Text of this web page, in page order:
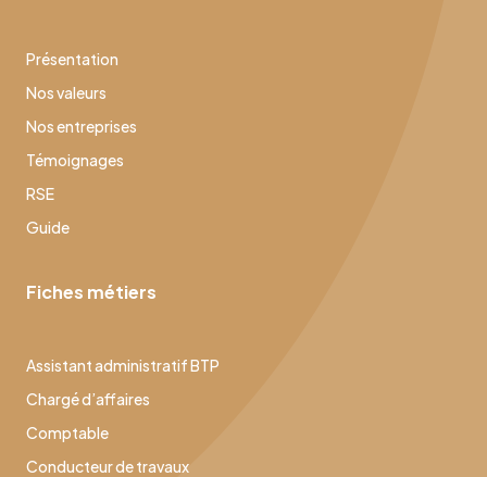
Présentation
Nos valeurs
Nos entreprises
Témoignages
RSE
Guide
Fiches métiers
Assistant administratif BTP
Chargé d’affaires
Comptable
Conducteur de travaux